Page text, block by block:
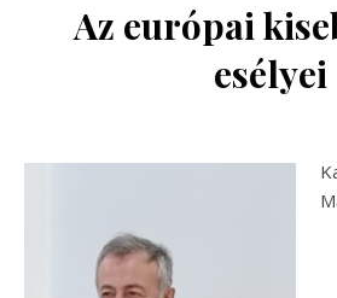
Az európai
esélyei